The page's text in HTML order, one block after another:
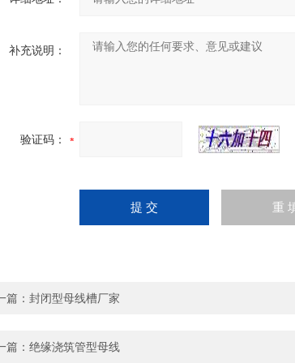
补充说明：
验证码：
篇： 封闭型母线槽厂家
篇： 绝缘浇筑管型母线